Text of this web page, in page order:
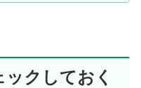
クしておく